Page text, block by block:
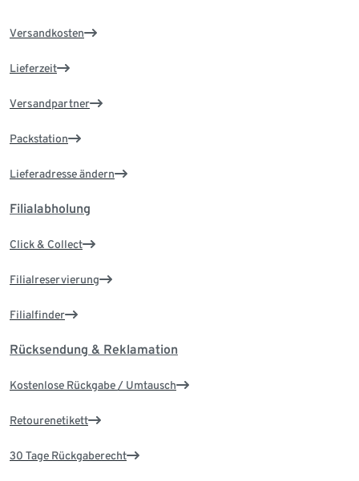
Versandkosten
Lieferzeit
Versandpartner
Packstation
Lieferadresse ändern
Filialabholung
Click & Collect
Filialreservierung
Filialfinder
Rücksendung & Reklamation
Kostenlose Rückgabe / Umtausch
Retourenetikett
30 Tage Rückgaberecht